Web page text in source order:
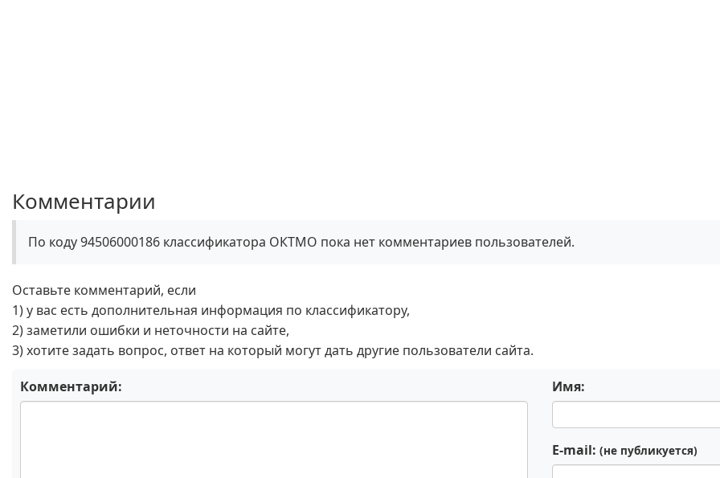
Комментарии
По коду 94506000186 классификатора ОКТМО пока нет комментариев пользователей.
Оставьте комментарий, если
1) у вас есть дополнительная информация по классификатору,
2) заметили ошибки и неточности на сайте,
3) хотите задать вопрос, ответ на который могут дать другие пользователи сайта.
Комментарий: Имя:
E-mail: (не публикуется)